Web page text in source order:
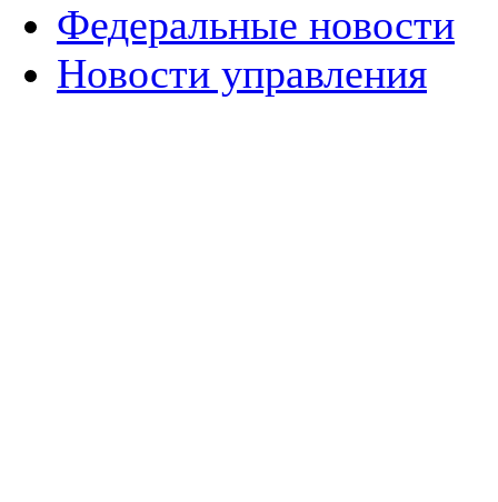
Федеральные новости
Новости управления